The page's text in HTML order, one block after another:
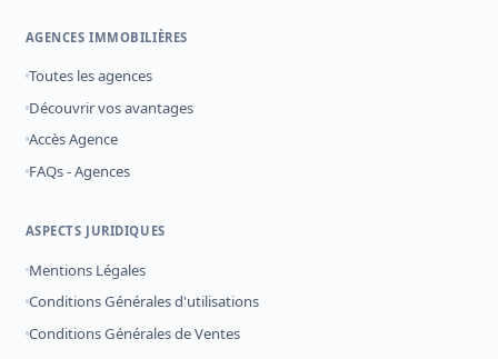
AGENCES IMMOBILIÈRES
Toutes les agences
Découvrir vos avantages
Accès Agence
FAQs - Agences
ASPECTS JURIDIQUES
Mentions Légales
Conditions Générales d'utilisations
Conditions Générales de Ventes